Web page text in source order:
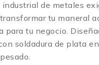
industrial de metales
tu maneral
para tu negocio.
soldadura de plata